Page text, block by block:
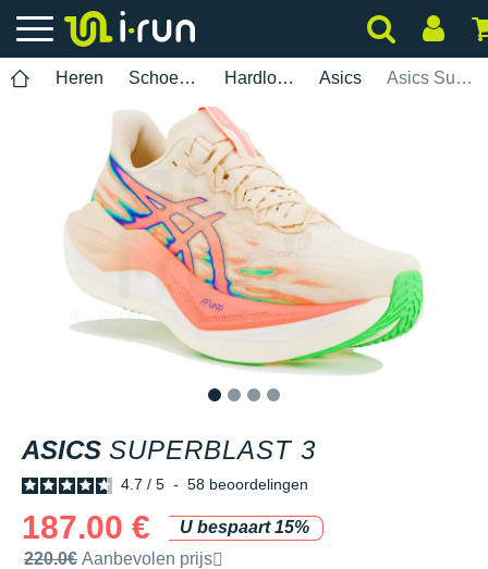
Heren Schoenen Hardlopen Asics Asics Superblast 3
ASICS SUPERBLAST 3
4.7 / 5 - 58 beoordelingen
187.00 €
U bespaart 15%
Door het merk aanbevolen verkoopprijs
220.0€ Aanbevolen prijs